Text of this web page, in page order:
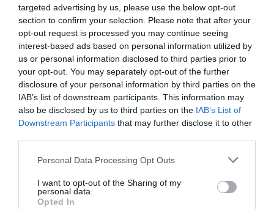
targeted advertising by us, please use the below opt-out
section to confirm your selection. Please note that after your
opt-out request is processed you may continue seeing
interest-based ads based on personal information utilized by
us or personal information disclosed to third parties prior to
your opt-out. You may separately opt-out of the further
disclosure of your personal information by third parties on the
IAB’s list of downstream participants. This information may
also be disclosed by us to third parties on the IAB’s List of
Downstream Participants that may further disclose it to other
Personal Data Processing Opt Outs
I want to opt-out of the Sharing of my
personal data.
Opted In